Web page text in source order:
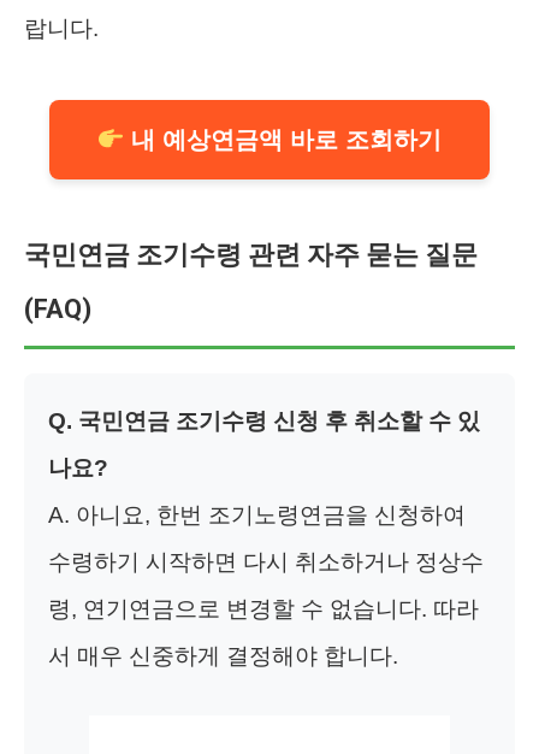
랍니다.
내 예상연금액 바로 조회하기
국민연금 조기수령 관련 자주 묻는 질문
(FAQ)
Q. 국민연금 조기수령 신청 후 취소할 수 있
나요?
A. 아니요, 한번 조기노령연금을 신청하여
수령하기 시작하면 다시 취소하거나 정상수
령, 연기연금으로 변경할 수 없습니다. 따라
서 매우 신중하게 결정해야 합니다.